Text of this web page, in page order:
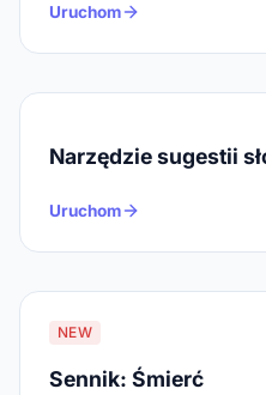
Uruchom
Narzędzie sugestii
Uruchom
NEW
Sennik: Śmierć